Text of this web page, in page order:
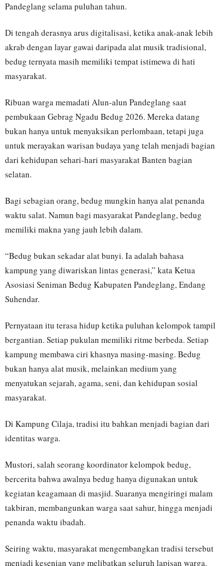
Pandeglang selama puluhan tahun.
Di tengah derasnya arus digitalisasi, ketika anak-anak lebih
akrab dengan layar gawai daripada alat musik tradisional,
bedug ternyata masih memiliki tempat istimewa di hati
masyarakat.
Ribuan warga memadati Alun-alun Pandeglang saat
pembukaan Gebrag Ngadu Bedug 2026. Mereka datang
bukan hanya untuk menyaksikan perlombaan, tetapi juga
untuk merayakan warisan budaya yang telah menjadi bagian
dari kehidupan sehari-hari masyarakat Banten bagian
selatan.
Bagi sebagian orang, bedug mungkin hanya alat penanda
waktu salat. Namun bagi masyarakat Pandeglang, bedug
memiliki makna yang jauh lebih dalam.
“Bedug bukan sekadar alat bunyi. Ia adalah bahasa
kampung yang diwariskan lintas generasi,” kata Ketua
Asosiasi Seniman Bedug Kabupaten Pandeglang, Endang
Suhendar.
Pernyataan itu terasa hidup ketika puluhan kelompok tampil
bergantian. Setiap pukulan memiliki ritme berbeda. Setiap
kampung membawa ciri khasnya masing-masing. Bedug
bukan hanya alat musik, melainkan medium yang
menyatukan sejarah, agama, seni, dan kehidupan sosial
masyarakat.
Di Kampung Cilaja, tradisi itu bahkan menjadi bagian dari
identitas warga.
Mustori, salah seorang koordinator kelompok bedug,
bercerita bahwa awalnya bedug hanya digunakan untuk
kegiatan keagamaan di masjid. Suaranya mengiringi malam
takbiran, membangunkan warga saat sahur, hingga menjadi
penanda waktu ibadah.
Seiring waktu, masyarakat mengembangkan tradisi tersebut
menjadi kesenian yang melibatkan seluruh lapisan warga.